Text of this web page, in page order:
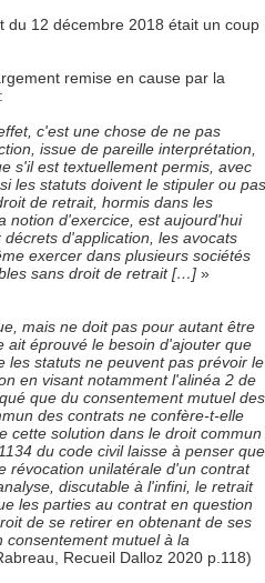
du 12 décembre 2018 était un coup
remise en cause par la
c'est une chose de ne pas
issue de pareille interprétation,
s'il est textuellement permis, avec
les statuts doivent le stipuler ou pas
de retrait, hormis dans les
notion d'exercice, est aujourd'hui
d'application, les avocats
exercer dans plusieurs sociétés
sans droit de retrait […] »
mais ne doit pas pour autant être
ait éprouvé le besoin d'ajouter que
les statuts ne peuvent pas prévoir le
en visant notamment l'alinéa 2 de
que du consentement mutuel des
des contrats ne confère-t-elle
cette solution dans le droit commun
du code civil laisse à penser que
révocation unilatérale d'un contrat
discutable à l'infini, le retrait
les parties au contrat en question
de se retirer en obtenant de ses
consentement mutuel à la
Recueil Dalloz 2020 p.118)